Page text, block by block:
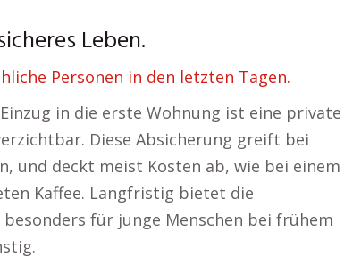
Leben.
Personen in den letzten Tagen.
in die erste Wohnung ist eine private
Diese Absicherung greift bei
und deckt meist Kosten ab, wie bei einem
Kaffee. Langfristig bietet die
für junge Menschen bei frühem